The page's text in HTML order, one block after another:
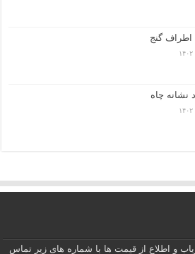
گنج
نشانه چاه
و اطلاع از قیمت ها با شماره های زیر تماس